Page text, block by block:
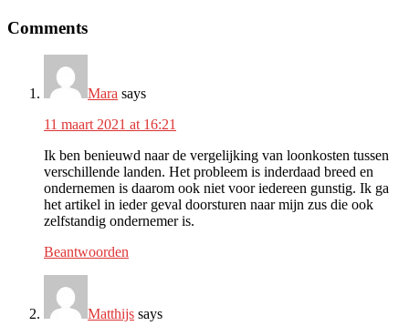
Comments
Mara says
11 maart 2021 at 16:21
Ik ben benieuwd naar de vergelijking van loonkosten tussen
verschillende landen. Het probleem is inderdaad breed en
ondernemen is daarom ook niet voor iedereen gunstig. Ik ga
het artikel in ieder geval doorsturen naar mijn zus die ook
zelfstandig ondernemer is.
Beantwoorden
Matthijs says